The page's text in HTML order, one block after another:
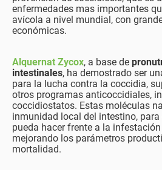
enfermedades mas importantes
avícola a nivel mundial, con
económicas.
Alquernat Zycox, a base de
intestinales, ha demostrado ser
para la lucha contra la coccidia,
otros programas anticoccidiales,
coccidiostatos. Estas moléculas
inmunidad local del intestino,
pueda hacer frente a la
mejorando los parámetros
mortalidad.